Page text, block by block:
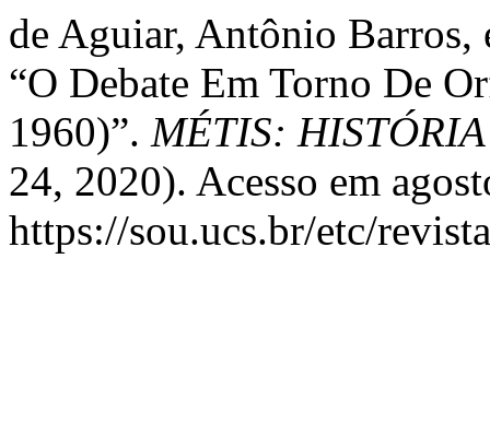
de Aguiar, Antônio Barros,
“O Debate Em Torno De
1960)”. MÉTIS:
24, 2020). Acesso em
https://sou.ucs.br/etc/